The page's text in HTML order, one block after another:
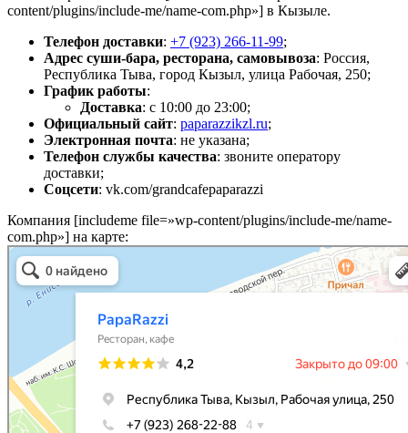
content/plugins/include-me/name-com.php»] в Кызыле.
Телефон доставки: +7 (923) 266-11-99;
Адрес суши-бара, ресторана, самовывоза: Россия,
Республика Тыва, город Кызыл, улица Рабочая, 250;
График работы:
Доставка: с 10:00 до 23:00;
Официальный сайт: paparazzikzl.ru;
Электронная почта: не указана;
Телефон службы качества: звоните оператору
доставки;
Соцсети: vk.com/grandcafepaparazzi
Компания [includeme file=»wp-content/plugins/include-me/name-
com.php»] на карте: